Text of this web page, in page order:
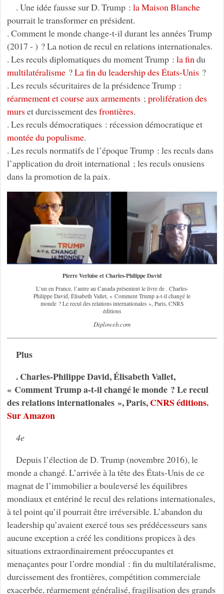
. Une idée fausse sur D. Trump : la Maison Blanche
pourrait le transformer en président.
. Comment le monde change-t-il durant les années Trump
(2017 - ) ? La notion de recul en relations internationales.
. Les reculs diplomatiques du moment Trump : la fin du
multilatéralisme?La fin du leadership des États-Unis?
. Les reculs sécuritaires de la présidence Trump :
réarmement et course aux armements; prolifération des
murset durcissement des frontières.
. Les reculs démocratiques : récession démocratique et
montée du populisme.
. Les reculs normatifs de l’époque Trump : les reculs dans
l’application du droit international ; les reculs onusiens
dans la promotion de la paix.
Pierre Verluise et Charles-Philippe David
L’un en France, l’autre au Canada présentent le livre de . Charles-
Philippe David, Élisabeth Vallet, « Comment Trump a-t-il changé le
monde ? Le recul des relations internationales », Paris, CNRS
éditions
Diploweb.com
Plus
. Charles-Philippe David, Élisabeth Vallet,
« Comment Trump a-t-il changé le monde ? Le recul
des relations internationales », Paris,CNRS éditions.
Sur Amazon
4e
Depuis l’élection de D. Trump (novembre 2016), le
monde a changé. L’arrivée à la tête des États-Unis de ce
magnat de l’immobilier a bouleversé les équilibres
mondiaux et entériné le recul des relations internationales,
à tel point qu’il pourrait être irréversible. L’abandon du
leadership qu’avaient exercé tous ses prédécesseurs sans
aucune exception a créé les conditions propices à des
situations extraordinairement préoccupantes et
menaçantes pour l’ordre mondial : fin du multilatéralisme,
durcissement des frontières, compétition commerciale
exacerbée, réarmement généralisé, fragilisation des grands